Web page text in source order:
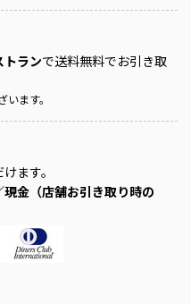
トランで送料無料でお引き取
ます。
ます。
金（店舗お引き取り時の